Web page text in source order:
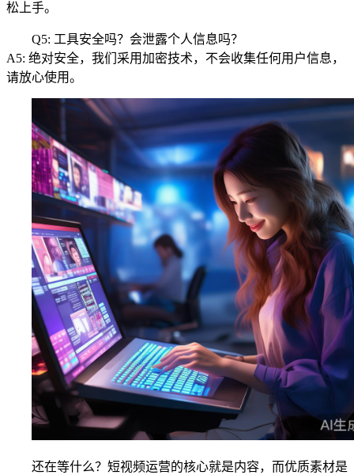
松上手。
Q5: 工具安全吗？会泄露个人信息吗？
A5: 绝对安全，我们采用加密技术，不会收集任何用户信息，
请放心使用。
还在等什么？短视频运营的核心就是内容，而优质素材是